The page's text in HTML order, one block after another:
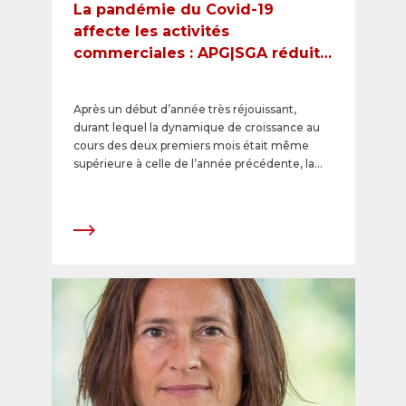
La pandémie du Covid-19
affecte les activités
commerciales : APG|SGA réduit
Après un début d’année très réjouissant,
durant lequel la dynamique de croissance au
cours des deux premiers mois était même
supérieure à celle de l’année précédente, la
grande envergure dans l’espace public et les
activités d’APG|SGA. Bien que les
conséquences économiques ne soient pas
encore prévisibles, l’entreprise doit s’attendre
à une baisse importante du chiffre d’affaires
dans les semaines ou les mois à venir. Le
conseil d’administration et la direction
d’APG|SGA ont donc décidé de réduire les